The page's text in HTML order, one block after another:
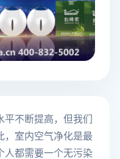
不断提高，但我们
，室内空气净化是最
人都需要一个无污染